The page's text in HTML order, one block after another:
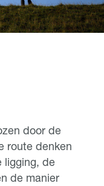
door de
route denken
ligging, de
de manier